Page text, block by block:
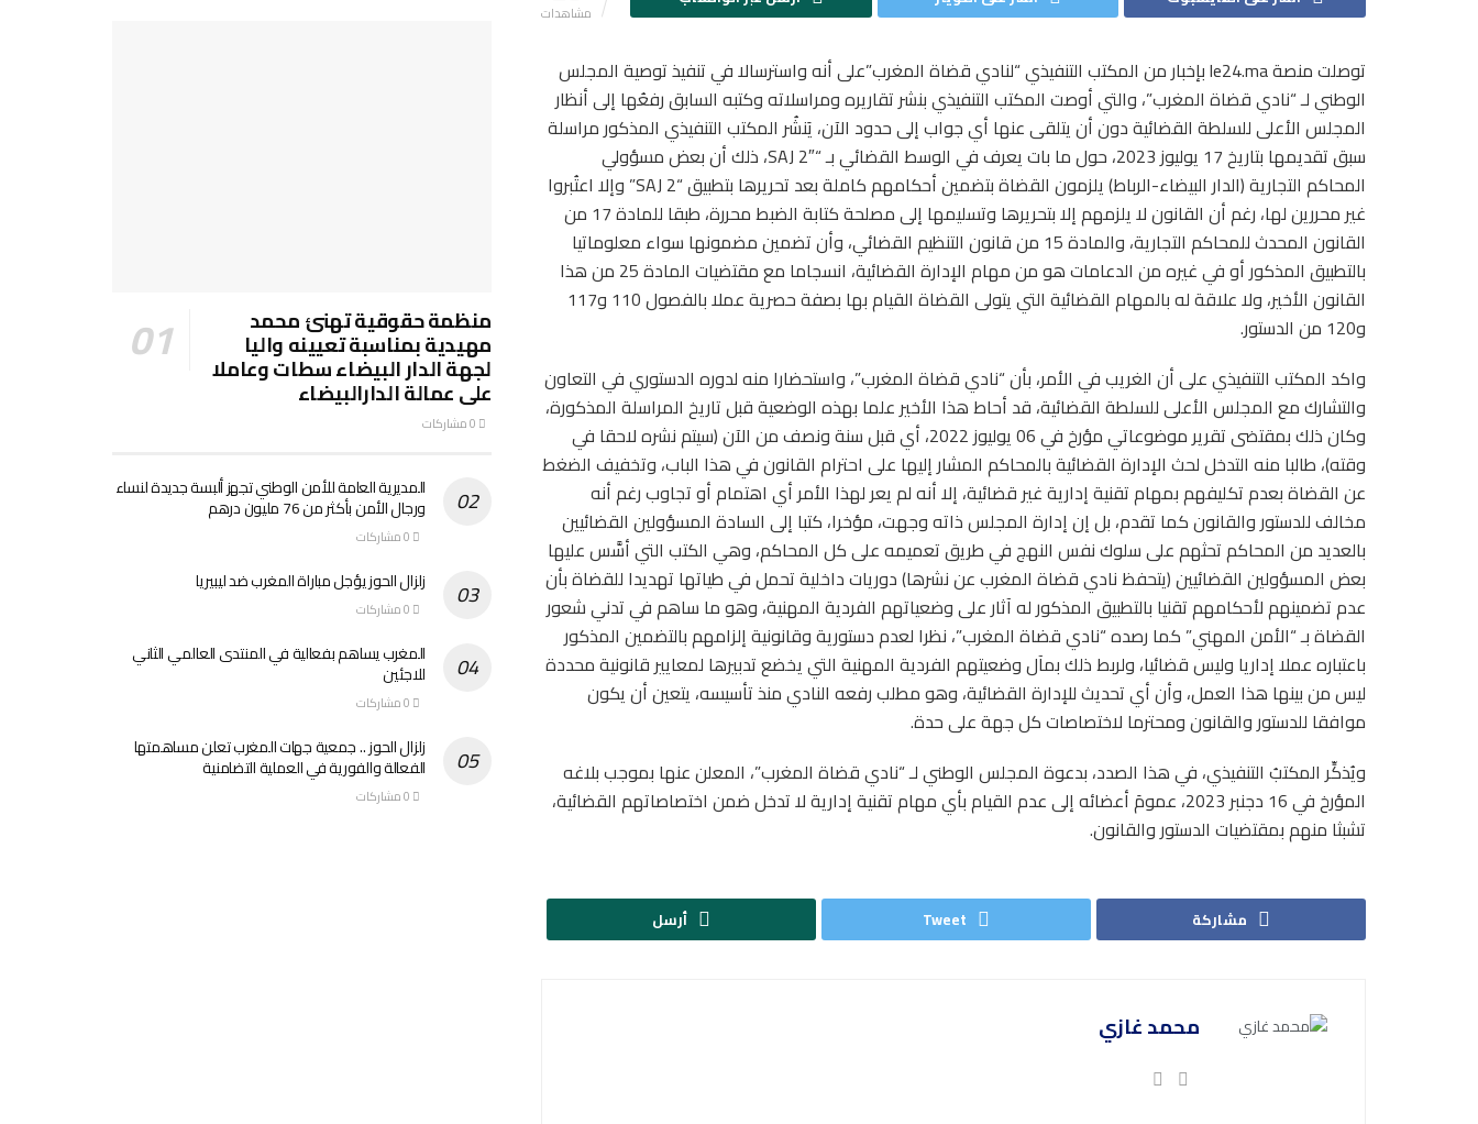
مشاهدات
توصلت منصة le24.ma بإخبار من المكتب التنفيذي “لنادي قضاة المغرب”على أنه واسترسالا في تنفيذ توصية المجلس
الوطني لـ “نادي قضاة المغرب”، والتي أوصت المكتب التنفيذي بنشر تقاريره ومراسلاته وكتبه السابق رفعُها إلى أنظار
المجلس الأعلى للسلطة القضائية دون أن يتلقى عنها أي جواب إلى حدود الآن، يَنشُر المكتب التنفيذي المذكور مراسلة
سبق تقديمها بتاريخ 17 يوليوز 2023، حول ما بات يعرف في الوسط القضائي بـ “SAJ 2″، ذلك أن بعض مسؤولي
المحاكم التجارية (الدار البيضاء-الرباط) يلزمون القضاة بتضمين أحكامهم كاملة بعد تحريرها بتطبيق “SAJ 2” وإلا اعتُبروا
غير محررين لها، رغم أن القانون لا يلزمهم إلا بتحريرها وتسليمها إلى مصلحة كتابة الضبط محررة، طبقا للمادة 17 من
القانون المحدث للمحاكم التجارية، والمادة 15 من قانون التنظيم القضائي، وأن تضمين مضمونها سواء معلوماتيا
بالتطبيق المذكور أو في غيره من الدعامات هو من مهام الإدارة القضائية، انسجاما مع مقتضيات المادة 25 من هذا
القانون الأخير، ولا علاقة له بالمهام القضائية التي يتولى القضاة القيام بها بصفة حصرية عملا بالفصول 110 و117
و120 من الدستور.
واكد المكتب التنفيذي على أن الغريب في الأمر، بأن “نادي قضاة المغرب”، واستحضارا منه لدوره الدستوري في التعاون
والتشارك مع المجلس الأعلى للسلطة القضائية، قد أحاط هذا الأخير علما بهذه الوضعية قبل تاريخ المراسلة المذكورة،
وكان ذلك بمقتضى تقرير موضوعاتي مؤرخ في 06 يوليوز 2022، أي قبل سنة ونصف من الآن (سيتم نشره لاحقا في
وقته)، طالبا منه التدخل لحث الإدارة القضائية بالمحاكم المشار إليها على احترام القانون في هذا الباب، وتخفيف الضغط
عن القضاة بعدم تكليفهم بمهام تقنية إدارية غير قضائية، إلا أنه لم يعر لهذا الأمر أي اهتمام أو تجاوب رغم أنه
مخالف للدستور والقانون كما تقدم، بل إن إدارة المجلس ذاته وجهت، مؤخرا، كتبا إلى السادة المسؤولين القضائيين
بالعديد من المحاكم تحثهم على سلوك نفس النهج في طريق تعميمه على كل المحاكم، وهي الكتب التي أسَّس عليها
بعض المسؤولين القضائيين (يتحفظ نادي قضاة المغرب عن نشرها) دوريات داخلية تحمل في طياتها تهديدا للقضاة بأن
عدم تضمينهم لأحكامهم تقنيا بالتطبيق المذكور له آثار على وضعياتهم الفردية المهنية، وهو ما ساهم في تدني شعور
القضاة بـ “الأمن المهني” كما رصده “نادي قضاة المغرب”، نظرا لعدم دستورية وقانونية إلزامهم بالتضمين المذكور
باعتباره عملا إداريا وليس قضائيا، ولربط ذلك بمآل وضعيتهم الفردية المهنية التي يخضع تدبيرها لمعايير قانونية محددة
ليس من بينها هذا العمل، وأن أي تحديث للإدارة القضائية، وهو مطلب رفعه النادي منذ تأسيسه، يتعين أن يكون
موافقا للدستور والقانون ومحترما لاختصاصات كل جهة على حدة.
ويُذكِّر المكتبُ التنفيذي، في هذا الصدد، بدعوة المجلس الوطني لـ “نادي قضاة المغرب”، المعلن عنها بموجب بلاغه
المؤرخ في 16 دجنبر 2023، عمومَ أعضائه إلى عدم القيام بأي مهام تقنية إدارية لا تدخل ضمن اختصاصاتهم القضائية،
تشبثا منهم بمقتضيات الدستور والقانون.
مشاركة Tweet أرسل
محمد غازي
منظمة حقوقية تهنئ محمد
مهيدية بمناسبة تعيينه واليا
لجهة الدار البيضاء سطات وعاملا
على عمالة الدارالبيضاء
المديرية العامة للأمن الوطني تجهز ألبسة جديدة لنساء
ورجال الأمن بأكثر من 76 مليون درهم
زلزال الحوز يؤجل مباراة المغرب ضد ليبيريا
المغرب يساهم بفعالية في المنتدى العالمي الثاني
للاجئين
زلزال الحوز .. جمعية جهات المغرب تعلن مساهمتها
الفعالة والفورية في العملية التضامنية